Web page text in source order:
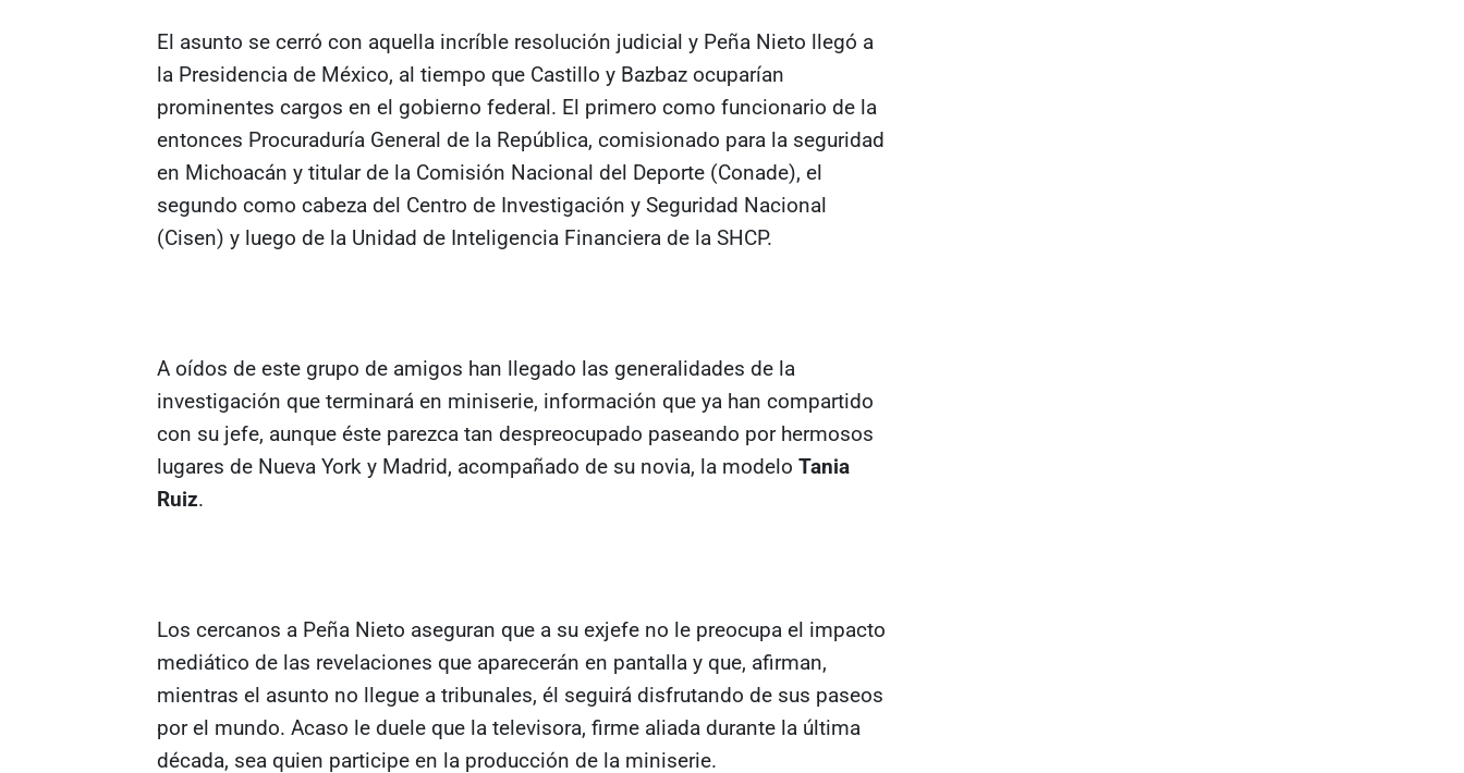
El asunto se cerró con aquella incríble resolución judicial y Peña Nieto llegó a
la Presidencia de México, al tiempo que Castillo y Bazbaz ocuparían
prominentes cargos en el gobierno federal. El primero como funcionario de la
entonces Procuraduría General de la República, comisionado para la seguridad
en Michoacán y titular de la Comisión Nacional del Deporte (Conade), el
segundo como cabeza del Centro de Investigación y Seguridad Nacional
(Cisen) y luego de la Unidad de Inteligencia Financiera de la SHCP.
A oídos de este grupo de amigos han llegado las generalidades de la
investigación que terminará en miniserie, información que ya han compartido
con su jefe, aunque éste parezca tan despreocupado paseando por hermosos
lugares de Nueva York y Madrid, acompañado de su novia, la modelo Tania
Ruiz.
Los cercanos a Peña Nieto aseguran que a su exjefe no le preocupa el impacto
mediático de las revelaciones que aparecerán en pantalla y que, afirman,
mientras el asunto no llegue a tribunales, él seguirá disfrutando de sus paseos
por el mundo. Acaso le duele que la televisora, firme aliada durante la última
década, sea quien participe en la producción de la miniserie.